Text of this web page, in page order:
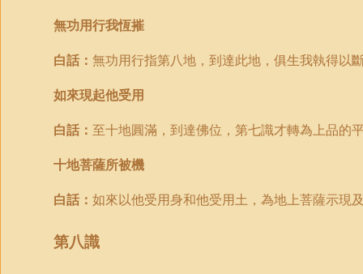
無功用行我恆摧
白話： 無功用行指第八地，到達此地，俱生我執得以
如來現起他受用
白話： 至十地圓滿，到達佛位，第七識才轉為上品的
十地菩薩所被機
白話： 如來以他受用身和他受用土，為地上菩薩示現
第八識